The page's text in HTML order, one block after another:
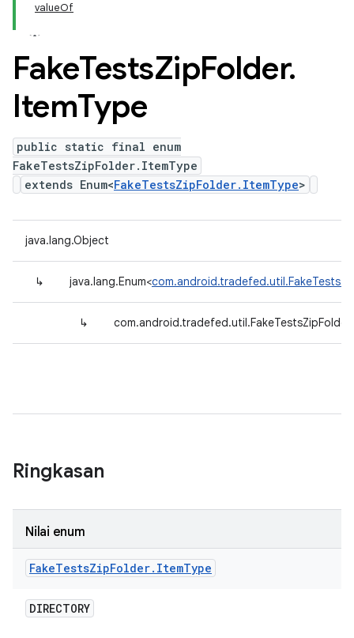
valueOf
FakeTestsZipFolder.
ItemType
public static final enum
FakeTestsZipFolder.ItemType
extends Enum<FakeTestsZipFolder.ItemType>
java.lang.Object
↳ java.lang.Enum<
↳
Ringkasan
Nilai enum
FakeTestsZipFolder. ItemType
DIRECTORY